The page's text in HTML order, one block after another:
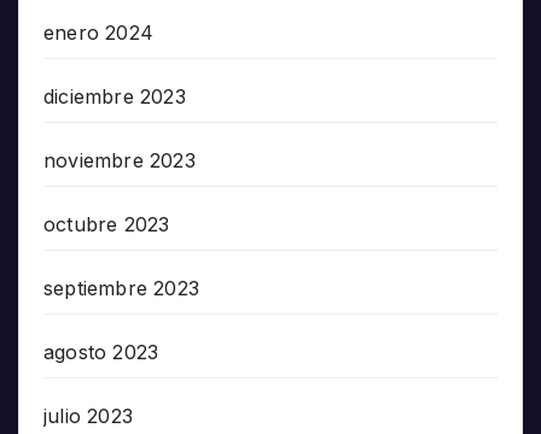
enero 2024
diciembre 2023
noviembre 2023
octubre 2023
septiembre 2023
agosto 2023
julio 2023